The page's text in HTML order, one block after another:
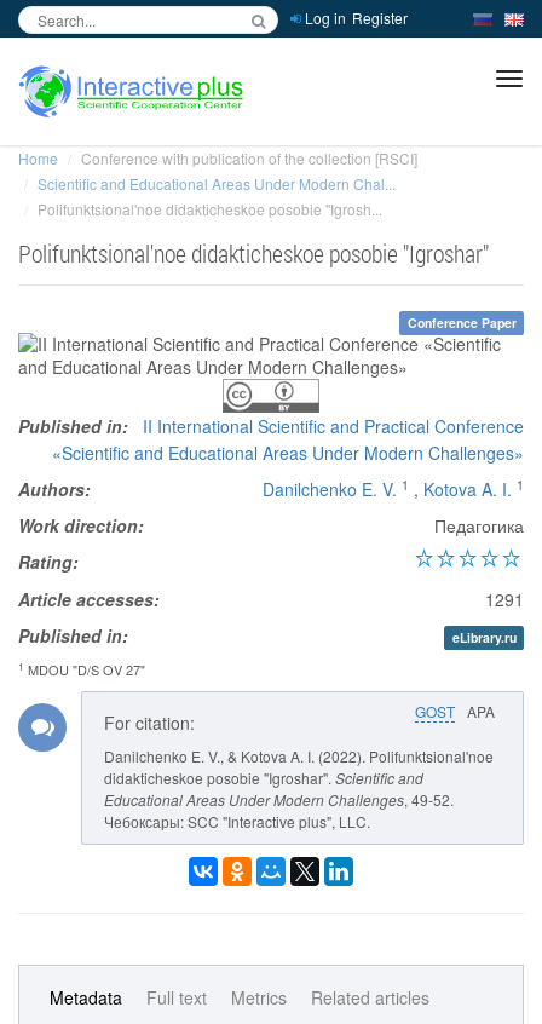
Log in Register
Home
Conference with publication of the collection [RSCI]
Scientific and Educational Areas Under Modern Chal...
Polifunktsional'noe didakticheskoe posobie "Igrosh...
Polifunktsional'noe didakticheskoe posobie "Igroshar"
Conference Paper
Published in:
II International Scientific and Practical Conference
«Scientific and Educational Areas Under Modern Challenges»
Authors:
Danilchenko E. V. 1 , Kotova A. I. 1
Work direction:
Педагогика
Rating:
Article accesses:
1291
Published in:
eLibrary.ru
1 MDOU "D/S OV 27"
GOST APA
For citation:
Danilchenko E. V., & Kotova A. I. (2022). Polifunktsional'noe
didakticheskoe posobie "Igroshar". Scientific and
Educational Areas Under Modern Challenges, 49-52.
Чебоксары: SCC "Interactive plus", LLC.
Metadata Full text Metrics Related articles